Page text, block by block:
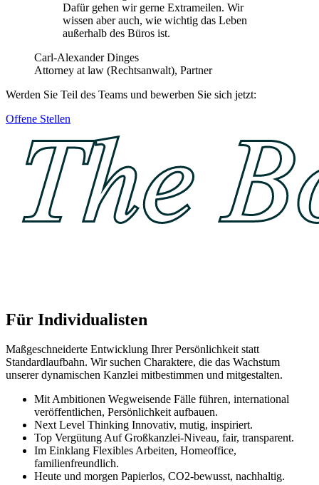
Dafür gehen wir gerne Extrameilen. Wir
wissen aber auch, wie wichtig das Leben
außerhalb des Büros ist.
Carl-Alexander Dinges
Attorney at law (Rechtsanwalt), Partner
Werden Sie Teil des Teams und bewerben Sie sich jetzt:
Offene Stellen
Für Individualisten
Maßgeschneiderte Entwicklung Ihrer Persönlichkeit statt
Standardlaufbahn. Wir suchen Charaktere, die das Wachstum
unserer dynamischen Kanzlei mitbestimmen und mitgestalten.
Mit Ambitionen Wegweisende Fälle führen, international
veröffentlichen, Persönlichkeit aufbauen.
Next Level Thinking Innovativ, mutig, inspiriert.
Top VergütungAuf Großkanzlei-Niveau, fair, transparent.
Im Einklang Flexibles Arbeiten, Homeoffice,
familienfreundlich.
Heute und morgen Papierlos, CO2-bewusst, nachhaltig.